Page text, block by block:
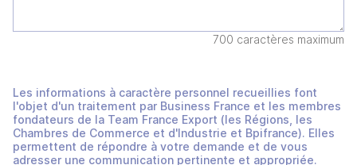
700 caractères maximum
Les informations à caractère personnel recueillies font
l'objet d'un traitement par Business France et les membres
fondateurs de la Team France Export (les Régions, les
Chambres de Commerce et d'Industrie et Bpifrance). Elles
permettent de répondre à votre demande et de vous
adresser une communication pertinente et appropriée.